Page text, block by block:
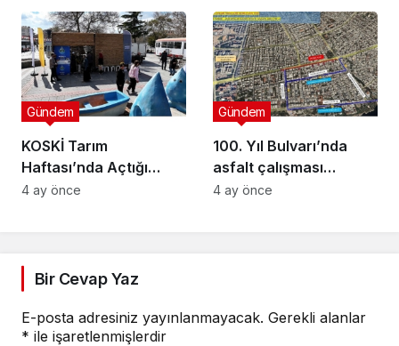
Cinsiyet Eşitliği
Semineri
KOSKİ Tarım
Haftası’nda Açtığı
Stantta Su Tasarrufu
Gündem
4 ay önce
100. Yıl Bulvarı’nda
asfalt çalışması
gerçekleştirilecek
Gündem
4 ay önce
Bir Cevap Yaz
E-posta adresiniz yayınlanmayacak. Gerekli alanlar
* ile işaretlenmişlerdir